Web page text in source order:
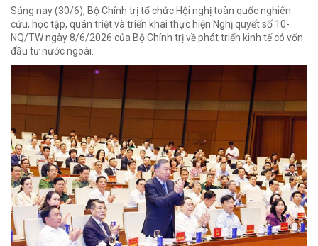
Sáng nay (30/6), Bộ Chính trị tổ chức Hội nghị toàn quốc nghiên
cứu, học tập, quán triệt và triển khai thực hiện Nghị quyết số 10-
NQ/TW ngày 8/6/2026 của Bộ Chính trị về phát triển kinh tế có vốn
đầu tư nước ngoài.